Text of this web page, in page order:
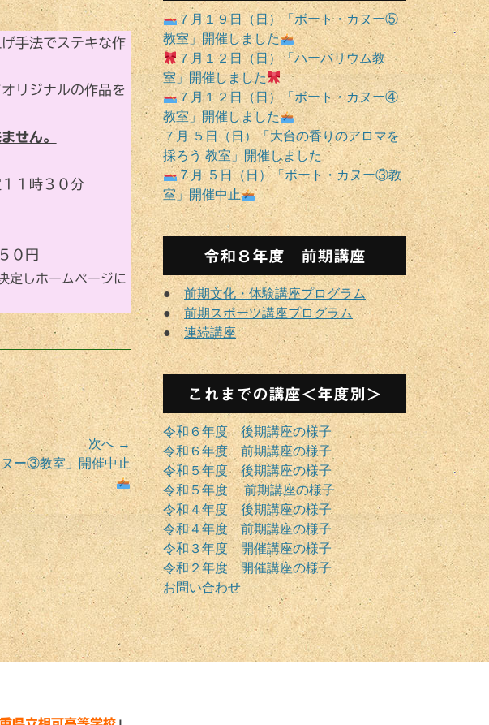
手法でステキな作
リジナルの作品を
せん。
１時３０分
０円
定しホームページに
次へ →
ー③教室」開催中止
７月１９日（日）「ボート・カヌー⑤
教室」開催しました
７月１２日（日）「ハーバリウム教
室」開催しました
７月１２日（日）「ボート・カヌー④
教室」開催しました
７月 ５日（日）「大台の香りのアロマを
採ろう 教室」開催しました
７月 ５日（日）「ボート・カヌー③教
室」開催中止
令和８年度 前期講座
●前期文化・体験講座プログラム
●前期スポーツ講座プログラム
●連続講座
これまでの講座＜年度別＞
令和６年度 後期講座の様子
令和６年度 前期講座の様子
令和５年度 後期講座の様子
令和５年度 前期講座の様子
令和４年度 後期講座の様子
令和４年度 前期講座の様子
令和３年度 開催講座の様子
令和２年度 開催講座の様子
お問い合わせ